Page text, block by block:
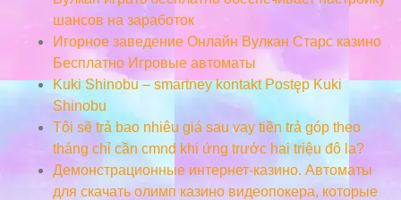
шансов на заработок
Игорное заведение Онлайн Вулкан Старс казино
Бесплатно Игровые автоматы
Kuki Shinobu – smartney kontakt Postęp Kuki
Shinobu
Tôi sẽ trả bao nhiêu giá sau vay tiền trả góp theo
tháng chỉ cần cmnd khi ứng trước hai triệu đô la?
Демонстрационные интернет-казино. Автоматы
для скачать олимп казино видеопокера, которые